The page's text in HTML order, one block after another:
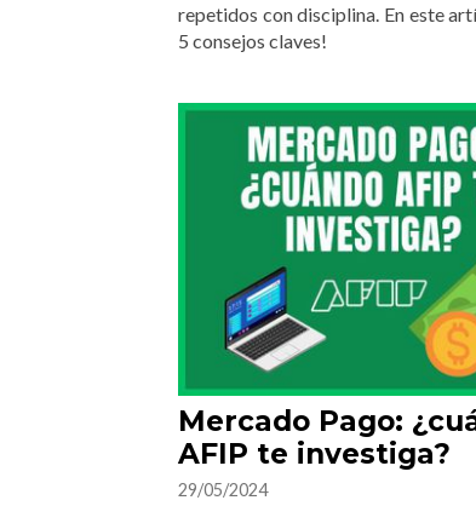
repetidos con disciplina. En este
5 consejos claves!
Mercado Pago:
AFIP te investiga?
29/05/2024